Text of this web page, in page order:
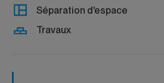
Séparation d'espace
Travaux